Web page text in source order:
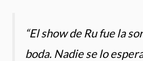
“El show de Ru fue la
boda. Nadie se lo